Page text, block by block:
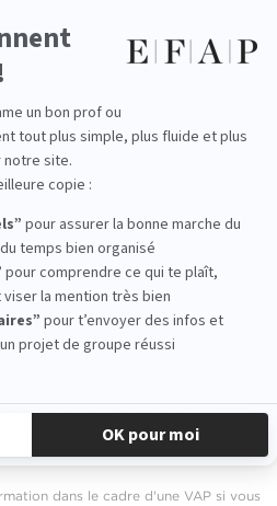
caritatifs
de votre projet, vous devez être
d'ingénieurs, IEP
(science, gestion, économie, droit,
dans le cadre d'une VAP si vous